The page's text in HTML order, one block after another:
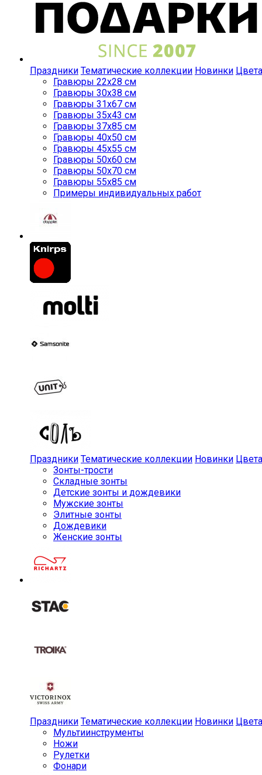
Праздники Тематические коллекции Новинки Цвета
Гравюры 22x28 см
Гравюры 30x38 см
Гравюры 31x67 см
Гравюры 35x43 см
Гравюры 37x85 см
Гравюры 40x50 см
Гравюры 45x55 см
Гравюры 50x60 см
Гравюры 50x70 см
Гравюры 55x85 см
Примеры индивидуальных работ
Праздники Тематические коллекции Новинки Цвета
Зонты-трости
Складные зонты
Детские зонты и дождевики
Мужские зонты
Элитные зонты
Дождевики
Женские зонты
Праздники Тематические коллекции Новинки Цвета
Мульти­инструменты
Ножи
Рулетки
Фонари